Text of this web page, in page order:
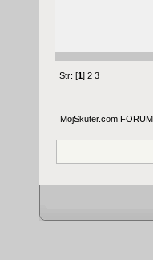
Str: [1]2 3
MojSkuter.com FORUM